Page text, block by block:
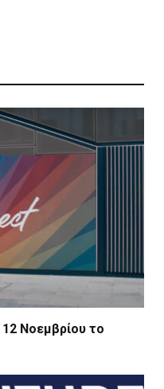
Νοεμβρίου το